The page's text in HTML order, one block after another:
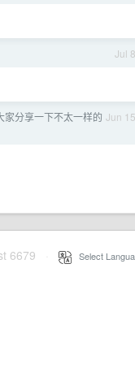
Jul 8
Jun 15
家分享一下不太一样的
6679 Select